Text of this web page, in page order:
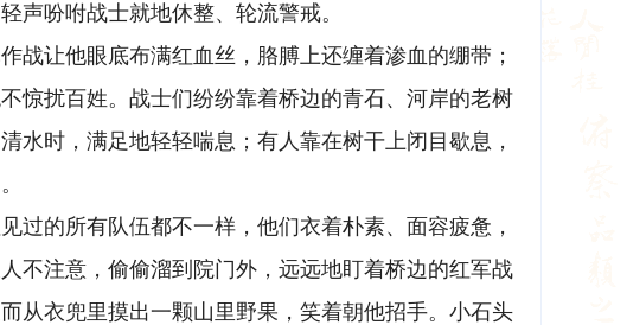
声吩咐战士就地休整、轮流警戒。
战让他眼底布满红血丝，胳膊上还缠着渗血的绷带；
惊扰百姓。战士们纷纷靠着桥边的青石、河岸的老树
水时，满足地轻轻喘息；有人靠在树干上闭目歇息，
过的所有队伍都不一样，他们衣着朴素、面容疲惫，
不注意，偷偷溜到院门外，远远地盯着桥边的红军战
从衣兜里摸出一颗山里野果，笑着朝他招手。小石头